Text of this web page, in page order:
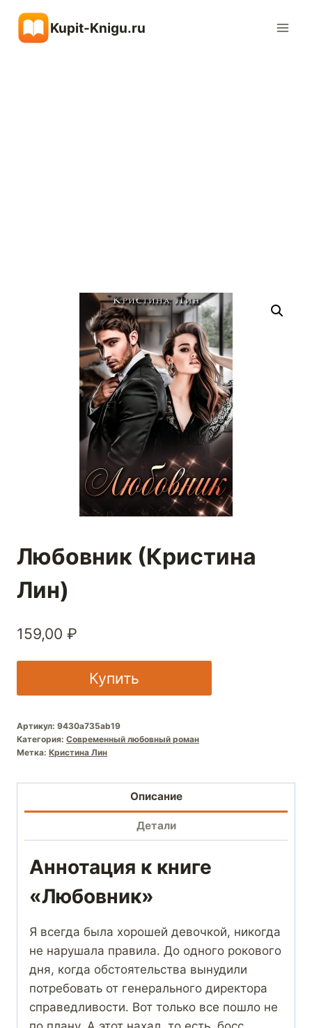
содержимому
Kupit-Knigu.ru
Любовник (Кристина
Лин)
159,00 ₽
Купить
Артикул: 9430a735ab19
Категория: Современный любовный роман
Метка: Кристина Лин
Описание
Детали
Аннотация к книге
«Любовник»
Я всегда была хорошей девочкой, никогда
не нарушала правила. До одного рокового
дня, когда обстоятельства вынудили
потребовать от генерального директора
справедливости. Вот только все пошло не